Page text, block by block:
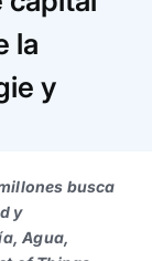
la
y
busca
y
Agua,